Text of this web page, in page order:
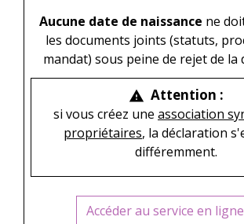
Aucune date de naissance ne
les documents joints (statuts,
mandat) sous peine de rejet de la
warning Attention :
si vous créez une association
propriétaires, la déclaration
différemment.
Accéder au service en ligne